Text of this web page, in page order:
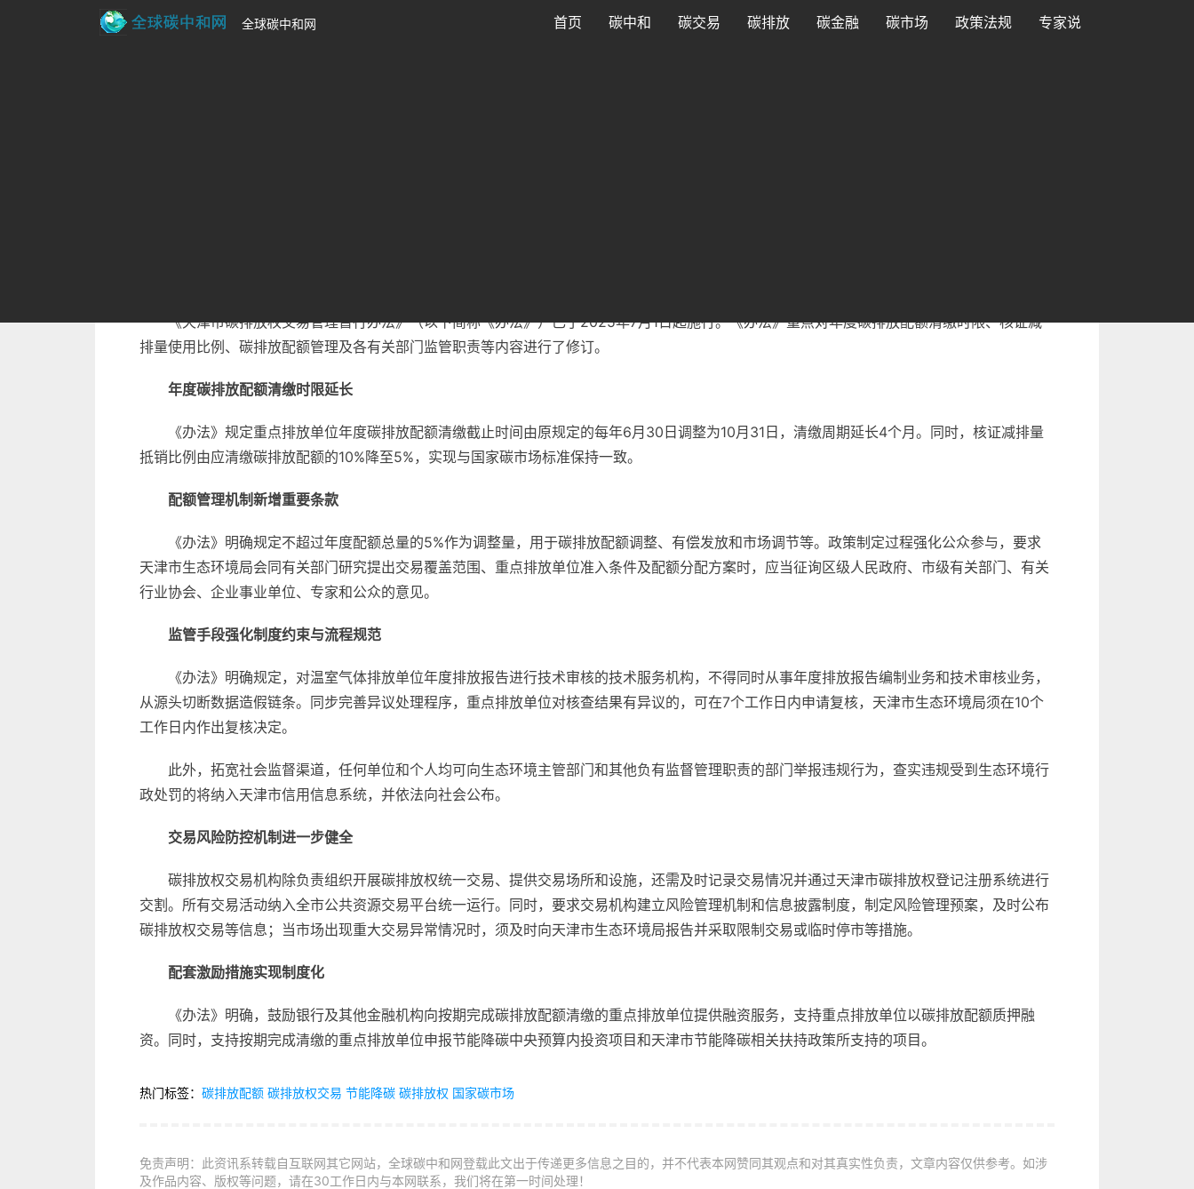
全球碳中和网 首页 碳中和 碳交易 碳排放 碳金融 碳市场 政策法规 专家说
《天津市碳排放权交易管理暂行办法》（以下简称《办法》）已于2025年7月1日起施行。《办法》重点对年度碳排放配额清缴时限、核证减
排量使用比例、碳排放配额管理及各有关部门监管职责等内容进行了修订。
年度碳排放配额清缴时限延长
《办法》规定重点排放单位年度碳排放配额清缴截止时间由原规定的每年6月30日调整为10月31日，清缴周期延长4个月。同时，核证减排量
抵销比例由应清缴碳排放配额的10%降至5%，实现与国家碳市场标准保持一致。
配额管理机制新增重要条款
《办法》明确规定不超过年度配额总量的5%作为调整量，用于碳排放配额调整、有偿发放和市场调节等。政策制定过程强化公众参与，要求
天津市生态环境局会同有关部门研究提出交易覆盖范围、重点排放单位准入条件及配额分配方案时，应当征询区级人民政府、市级有关部门、有关
行业协会、企业事业单位、专家和公众的意见。
监管手段强化制度约束与流程规范
《办法》明确规定，对温室气体排放单位年度排放报告进行技术审核的技术服务机构，不得同时从事年度排放报告编制业务和技术审核业务，
从源头切断数据造假链条。同步完善异议处理程序，重点排放单位对核查结果有异议的，可在7个工作日内申请复核，天津市生态环境局须在10个
工作日内作出复核决定。
此外，拓宽社会监督渠道，任何单位和个人均可向生态环境主管部门和其他负有监督管理职责的部门举报违规行为，查实违规受到生态环境行
政处罚的将纳入天津市信用信息系统，并依法向社会公布。
交易风险防控机制进一步健全
碳排放权交易机构除负责组织开展碳排放权统一交易、提供交易场所和设施，还需及时记录交易情况并通过天津市碳排放权登记注册系统进行
交割。所有交易活动纳入全市公共资源交易平台统一运行。同时，要求交易机构建立风险管理机制和信息披露制度，制定风险管理预案，及时公布
碳排放权交易等信息；当市场出现重大交易异常情况时，须及时向天津市生态环境局报告并采取限制交易或临时停市等措施。
配套激励措施实现制度化
《办法》明确，鼓励银行及其他金融机构向按期完成碳排放配额清缴的重点排放单位提供融资服务，支持重点排放单位以碳排放配额质押融
资。同时，支持按期完成清缴的重点排放单位申报节能降碳中央预算内投资项目和天津市节能降碳相关扶持政策所支持的项目。
热门标签： 碳排放配额 碳排放权交易 节能降碳 碳排放权 国家碳市场
免责声明：此资讯系转载自互联网其它网站，全球碳中和网登载此文出于传递更多信息之目的，并不代表本网赞同其观点和对其真实性负责，文章内容仅供参考。如涉
及作品内容、版权等问题，请在30工作日内与本网联系，我们将在第一时间处理！